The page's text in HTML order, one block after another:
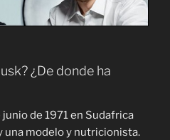
¿De donde ha
de 1971 en Sudafrica
una modelo y nutricionista.